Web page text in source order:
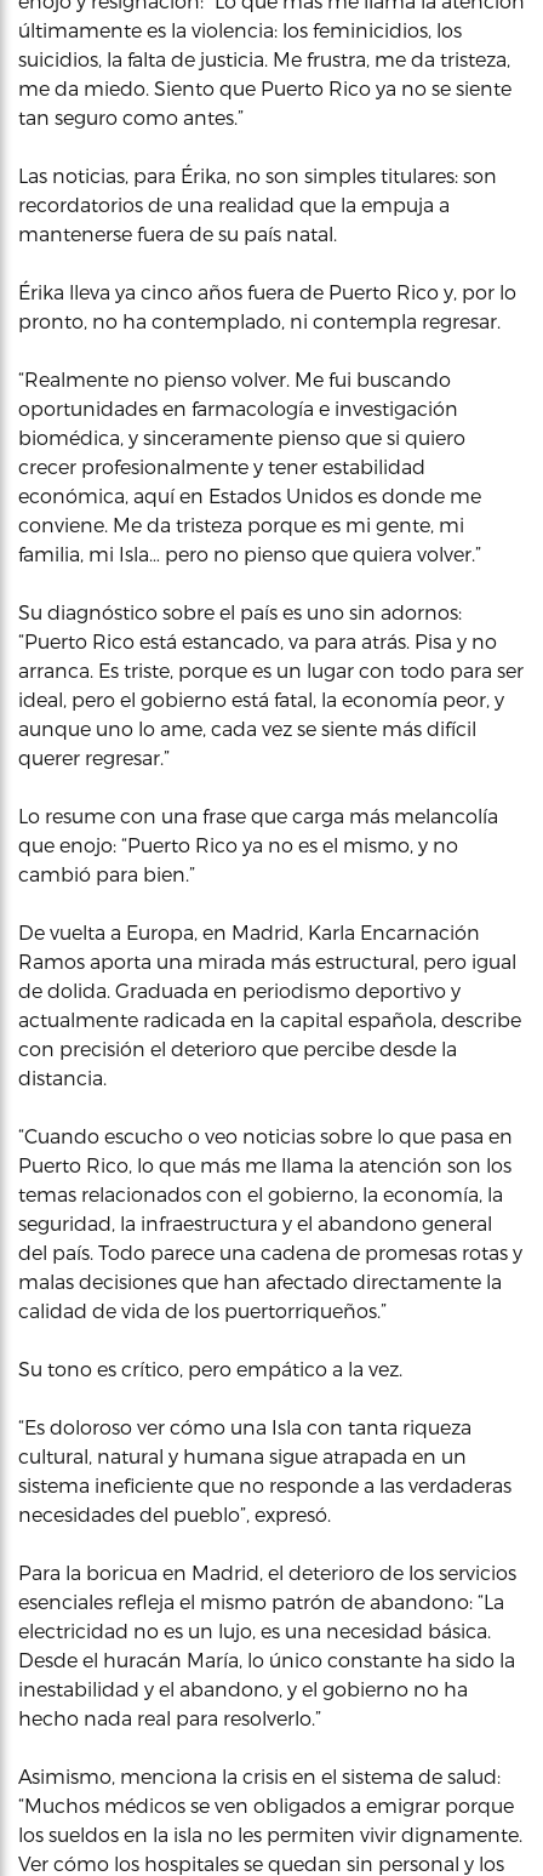
últimamente es la violencia: los feminicidios, los
suicidios, la falta de justicia. Me frustra, me da tristeza,
me da miedo. Siento que Puerto Rico ya no se siente
tan seguro como antes.”
Las noticias, para Érika, no son simples titulares: son
recordatorios de una realidad que la empuja a
mantenerse fuera de su país natal.
Érika lleva ya cinco años fuera de Puerto Rico y, por lo
pronto, no ha contemplado, ni contempla regresar.
“Realmente no pienso volver. Me fui buscando
oportunidades en farmacología e investigación
biomédica, y sinceramente pienso que si quiero
crecer profesionalmente y tener estabilidad
económica, aquí en Estados Unidos es donde me
conviene. Me da tristeza porque es mi gente, mi
familia, mi Isla… pero no pienso que quiera volver.”
Su diagnóstico sobre el país es uno sin adornos:
“Puerto Rico está estancado, va para atrás. Pisa y no
arranca. Es triste, porque es un lugar con todo para ser
ideal, pero el gobierno está fatal, la economía peor, y
aunque uno lo ame, cada vez se siente más difícil
querer regresar.”
Lo resume con una frase que carga más melancolía
que enojo: “Puerto Rico ya no es el mismo, y no
cambió para bien.”
De vuelta a Europa, en Madrid, Karla Encarnación
Ramos aporta una mirada más estructural, pero igual
de dolida. Graduada en periodismo deportivo y
actualmente radicada en la capital española, describe
con precisión el deterioro que percibe desde la
distancia.
“Cuando escucho o veo noticias sobre lo que pasa en
Puerto Rico, lo que más me llama la atención son los
temas relacionados con el gobierno, la economía, la
seguridad, la infraestructura y el abandono general
del país. Todo parece una cadena de promesas rotas y
malas decisiones que han afectado directamente la
calidad de vida de los puertorriqueños.”
Su tono es crítico, pero empático a la vez.
“Es doloroso ver cómo una Isla con tanta riqueza
cultural, natural y humana sigue atrapada en un
sistema ineficiente que no responde a las verdaderas
necesidades del pueblo”, expresó.
Para la boricua en Madrid, el deterioro de los servicios
esenciales refleja el mismo patrón de abandono: “La
electricidad no es un lujo, es una necesidad básica.
Desde el huracán María, lo único constante ha sido la
inestabilidad y el abandono, y el gobierno no ha
hecho nada real para resolverlo.”
Asimismo, menciona la crisis en el sistema de salud:
“Muchos médicos se ven obligados a emigrar porque
los sueldos en la isla no les permiten vivir dignamente.
Ver cómo los hospitales se quedan sin personal y los